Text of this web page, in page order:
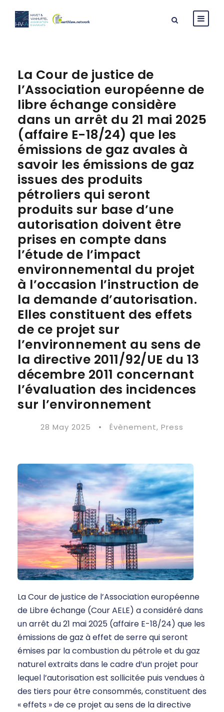
La Cour de justice de
l’Association européenne de
libre échange considère
dans un arrêt du 21 mai 2025
(affaire E-18/24) que les
émissions de gaz avales à
savoir les émissions de gaz
issues des produits
pétroliers qui seront
produits sur base d’une
autorisation doivent être
prises en compte dans
l’étude de l’impact
environnemental du projet
à l’occasion l’instruction de
la demande d’autorisation.
Elles constituent des effets
de ce projet sur
l’environnement au sens de
la directive 2011/92/UE du 13
décembre 2011 concernant
l’évaluation des incidences
sur l’environnement
28 May 2025 • Évènement, Press
La Cour de justice de l’Association européenne
de Libre échange (Cour AELE) a considéré dans
un arrêt du 21 mai 2025 (affaire E-18/24) que les
émissions de gaz à effet de serre qui seront
émises par la combustion du pétrole et du gaz
naturel extraits dans le cadre d’un projet pour
lequel l’autorisation est sollicitée puis vendues à
des tiers pour être consommés, constituent des
« effets » de ce projet au sens de la directive